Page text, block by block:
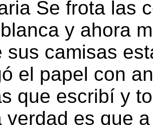
Se frota las
y ahora
sus camisas
el papel con
que escribí y
verdad es que